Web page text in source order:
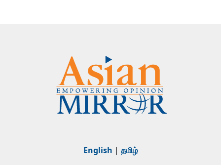
English | தமிழ்